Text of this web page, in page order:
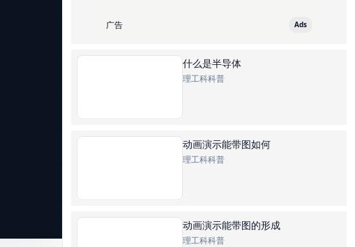
广告 Ads
什么是半导体
理工科科普
动画演示能带图如何
理工科科普
动画演示能带图的形成
理工科科普